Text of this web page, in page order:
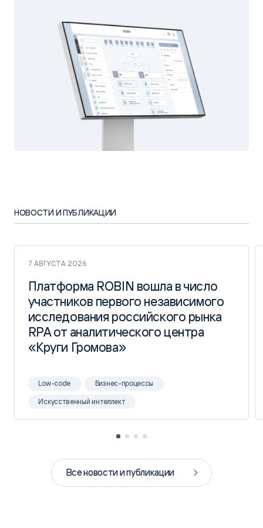
НОВОСТИ И ПУБЛИКАЦИИ
7 АВГУСТА 2026
Платформа ROBIN вошла в число
участников первого независимого
исследования российского рынка
RPA от аналитического центра
«Круги Громова»
Платформа ROBIN вошла в число
участников первого независимого
исследования российского рынка
RPA от аналитического центра
«Круги Громова»
Low-code Бизнес-процессы
Искусственный интеллект
Все новости и публикации